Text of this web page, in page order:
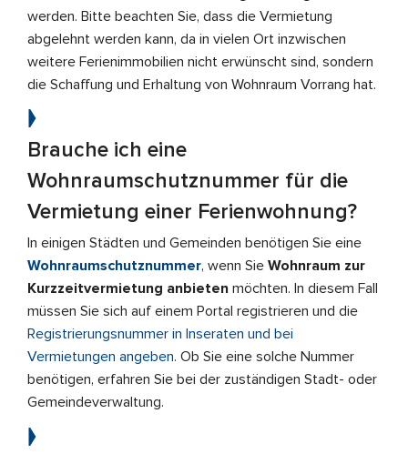
werden. Bitte beachten Sie, dass die Vermietung
abgelehnt werden kann, da in vielen Ort inzwischen
weitere Ferienimmobilien nicht erwünscht sind, sondern
die Schaffung und Erhaltung von Wohnraum Vorrang hat.
Brauche ich eine
Wohnraumschutznummer für die
Vermietung einer Ferienwohnung?
In einigen Städten und Gemeinden benötigen Sie eine
Wohnraumschutznummer, wenn Sie Wohnraum zur
Kurzzeitvermietung anbieten möchten. In diesem Fall
müssen Sie sich auf einem Portal registrieren und die
Registrierungsnummer in Inseraten und bei
Vermietungen angeben. Ob Sie eine solche Nummer
benötigen, erfahren Sie bei der zuständigen Stadt- oder
Gemeindeverwaltung.